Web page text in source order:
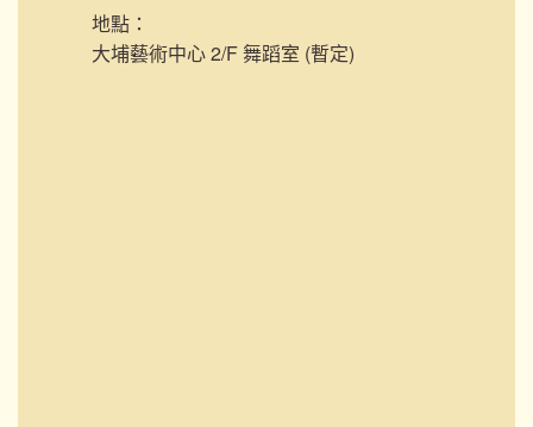
地點：
大埔藝術中心 2/F 舞蹈室 (暫定)